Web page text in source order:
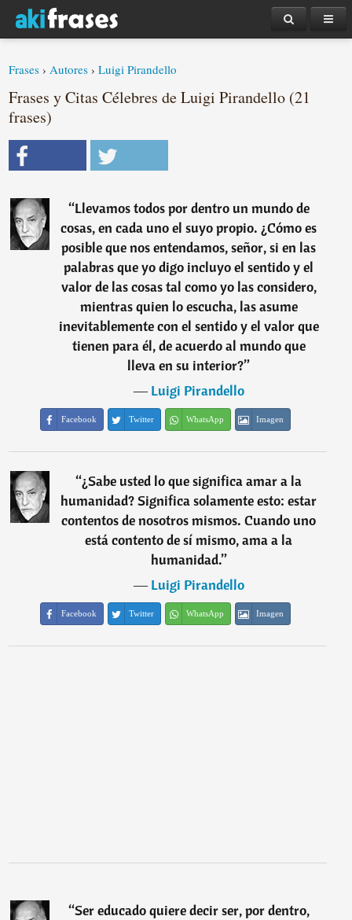
Frases ›Autores ›Luigi Pirandello
Frases y Citas Célebres de Luigi Pirandello (21
frases)
“Llevamos todos por dentro un mundo de
cosas, en cada uno el suyo propio. ¿Cómo es
posible que nos entendamos, señor, si en las
palabras que yo digo incluyo el sentido y el
valor de las cosas tal como yo las considero,
mientras quien lo escucha, las asume
inevitablemente con el sentido y el valor que
tienen para él, de acuerdo al mundo que
lleva en su interior?”
―Luigi Pirandello
Facebook Twitter WhatsApp Imagen
“¿Sabe usted lo que significa amar a la
humanidad? Significa solamente esto: estar
contentos de nosotros mismos. Cuando uno
está contento de sí mismo, ama a la
humanidad.”
―Luigi Pirandello
Facebook Twitter WhatsApp Imagen
“Ser educado quiere decir ser, por dentro,